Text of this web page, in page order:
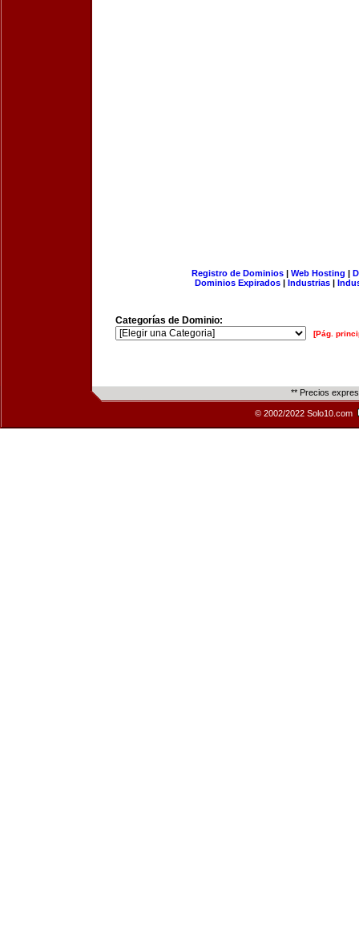
Registro de Dominios| Web Hosting |
Dominios Expirados | Industrias |
Categorías de Dominio:
[Pág.
** Precios
© 2002/2022 Solo10.com